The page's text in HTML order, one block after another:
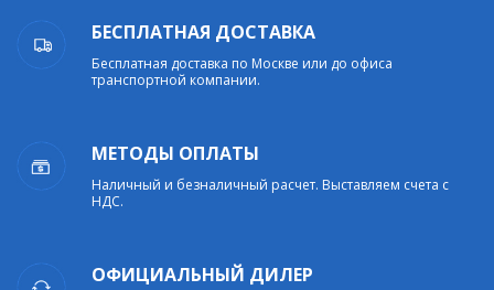
БЕСПЛАТНАЯ ДОСТАВКА
Бесплатная доставка по Москве или до офиса
транспортной компании.
МЕТОДЫ ОПЛАТЫ
Наличный и безналичный расчет. Выставляем счета с
НДС.
ОФИЦИАЛЬНЫЙ ДИЛЕР